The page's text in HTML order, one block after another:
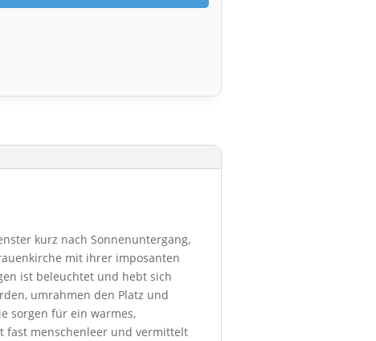
kurz nach Sonnenuntergang,
mit ihrer imposanten
ist beleuchtet und hebt sich
umrahmen den Platz und
sorgen für ein warmes,
fast menschenleer und vermittelt